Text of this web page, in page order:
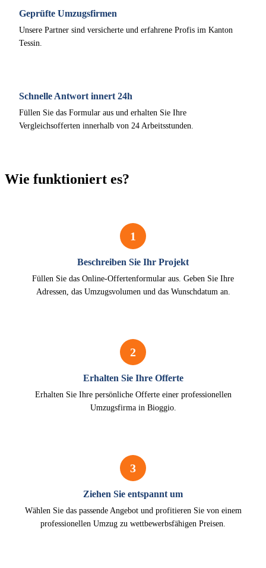
Geprüfte Umzugsfirmen
Unsere Partner sind versicherte und erfahrene Profis im Kanton
Tessin.
Schnelle Antwort innert 24h
Füllen Sie das Formular aus und erhalten Sie Ihre
Vergleichsofferten innerhalb von 24 Arbeitsstunden.
Wie funktioniert es?
1
Beschreiben Sie Ihr Projekt
Füllen Sie das Online-Offertenformular aus. Geben Sie Ihre
Adressen, das Umzugsvolumen und das Wunschdatum an.
2
Erhalten Sie Ihre Offerte
Erhalten Sie Ihre persönliche Offerte einer professionellen
Umzugsfirma in Bioggio.
3
Ziehen Sie entspannt um
Wählen Sie das passende Angebot und profitieren Sie von einem
professionellen Umzug zu wettbewerbsfähigen Preisen.